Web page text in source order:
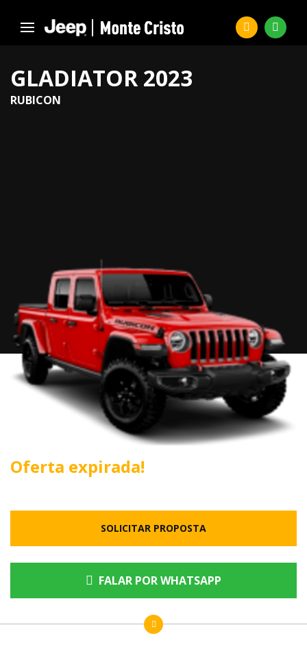
GLADIATOR 2023
RUBICON
Oferta expirada!
SOLICITAR PROPOSTA
FALAR POR WHATSAPP